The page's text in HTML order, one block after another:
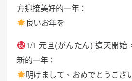
方迎接美好的一年：
良いお年を
1/1 元旦(がんたん) 這天開始
新的一年：
明けまして、おめでとうござ